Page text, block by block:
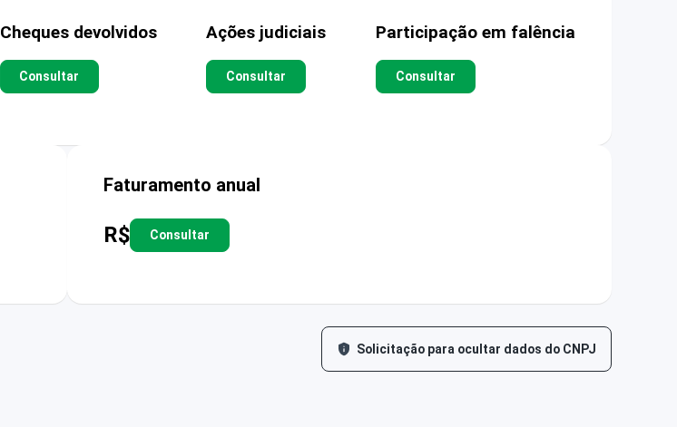
Cheques devolvidos
Consultar
Ações judiciais
Consultar
Participação em falência
Consultar
Faturamento anual
R$ Consultar
Solicitação para ocultar dados do CNPJ